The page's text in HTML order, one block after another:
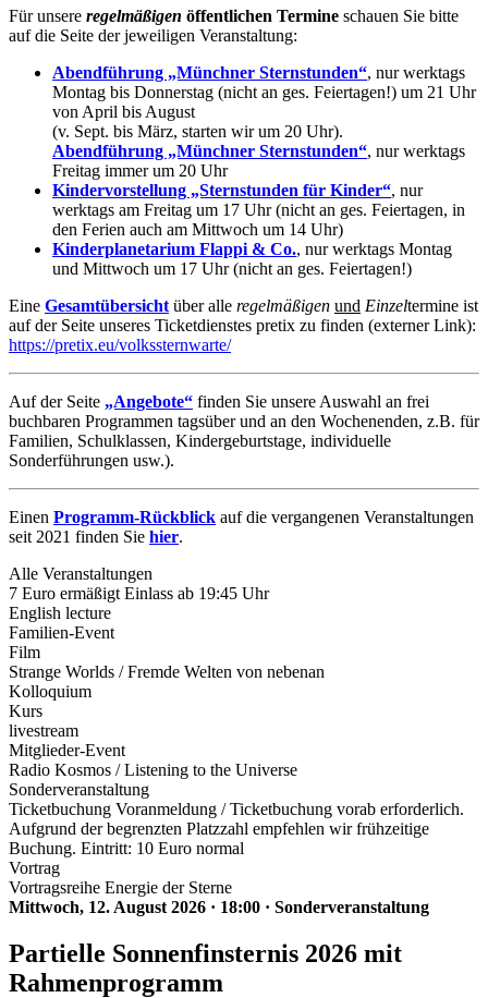
Für unsere regelmäßigen öffentlichen Termine schauen Sie bitte
auf die Seite der jeweiligen Veranstaltung:
Abendführung „Münchner Sternstunden“, nur werktags
Montag bis Donnerstag (nicht an ges. Feiertagen!) um 21 Uhr
von April bis August
(v. Sept. bis März, starten wir um 20 Uhr).
Abendführung „Münchner Sternstunden“, nur werktags
Freitag immer um 20 Uhr
Kindervorstellung „Sternstunden für Kinder“, nur
werktags am Freitag um 17 Uhr (nicht an ges. Feiertagen, in
den Ferien auch am Mittwoch um 14 Uhr)
Kinderplanetarium Flappi & Co., nur werktags Montag
und Mittwoch um 17 Uhr (nicht an ges. Feiertagen!)
Eine Gesamtübersicht über alle regelmäßigen und Einzeltermine ist
auf der Seite unseres Ticketdienstes pretix zu finden (externer Link):
https://pretix.eu/volkssternwarte/
Auf der Seite „Angebote“ finden Sie unsere Auswahl an frei
buchbaren Programmen tagsüber und an den Wochenenden, z.B. für
Familien, Schulklassen, Kindergeburtstage, individuelle
Sonderführungen usw.).
Einen Programm-Rückblick auf die vergangenen Veranstaltungen
seit 2021 finden Sie hier.
Alle Veranstaltungen
7 Euro ermäßigt Einlass ab 19:45 Uhr
English lecture
Familien-Event
Film
Strange Worlds / Fremde Welten von nebenan
Kolloquium
Kurs
livestream
Mitglieder-Event
Radio Kosmos / Listening to the Universe
Sonderveranstaltung
Ticketbuchung Voranmeldung / Ticketbuchung vorab erforderlich.
Aufgrund der begrenzten Platzzahl empfehlen wir frühzeitige
Buchung. Eintritt: 10 Euro normal
Vortrag
Vortragsreihe Energie der Sterne
Mittwoch, 12. August 2026 · 18:00 · Sonderveranstaltung
Partielle Sonnenfinsternis 2026 mit
Rahmenprogramm